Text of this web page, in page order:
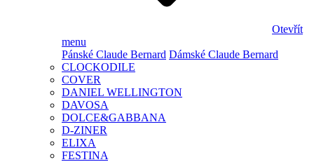
Otevřít
menu
Pánské Claude Bernard Dámské Claude Bernard
CLOCKODILE
COVER
DANIEL WELLINGTON
DAVOSA
DOLCE&GABBANA
D-ZINER
ELIXA
FESTINA